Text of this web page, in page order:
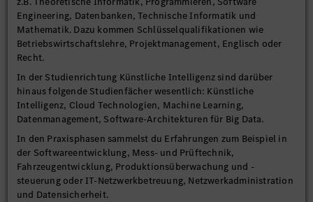
Engineering, Datenbanken, Technische Informatik und
Mathematik. Dazu kommen Schlüsselqualifikationen wie
Betriebswirtschaftslehre, Projektmanagement, Englisch oder
Recht.
In der Studienrichtung Künstliche Intelligenz sind darüber
hinaus folgende Studienfächer wesentlich: Künstliche
Intelligenz, Cloud Technologien, Machine Learning,
Datenmanagement, Software-Architekturen für Big Data.
In den Praxisphasen sammelst du Erfahrungen zum Beispiel in
der Softwareentwicklung, Mess- und Prüftechnik,
Fahrzeugentwicklung, Produktionsüberwachung und -
steuerung oder IT-Netzwerkbetreuung, Netzwerkadministration
und Datensicherheit.